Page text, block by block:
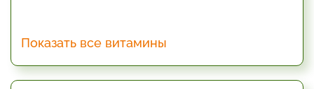
Показать все витамины